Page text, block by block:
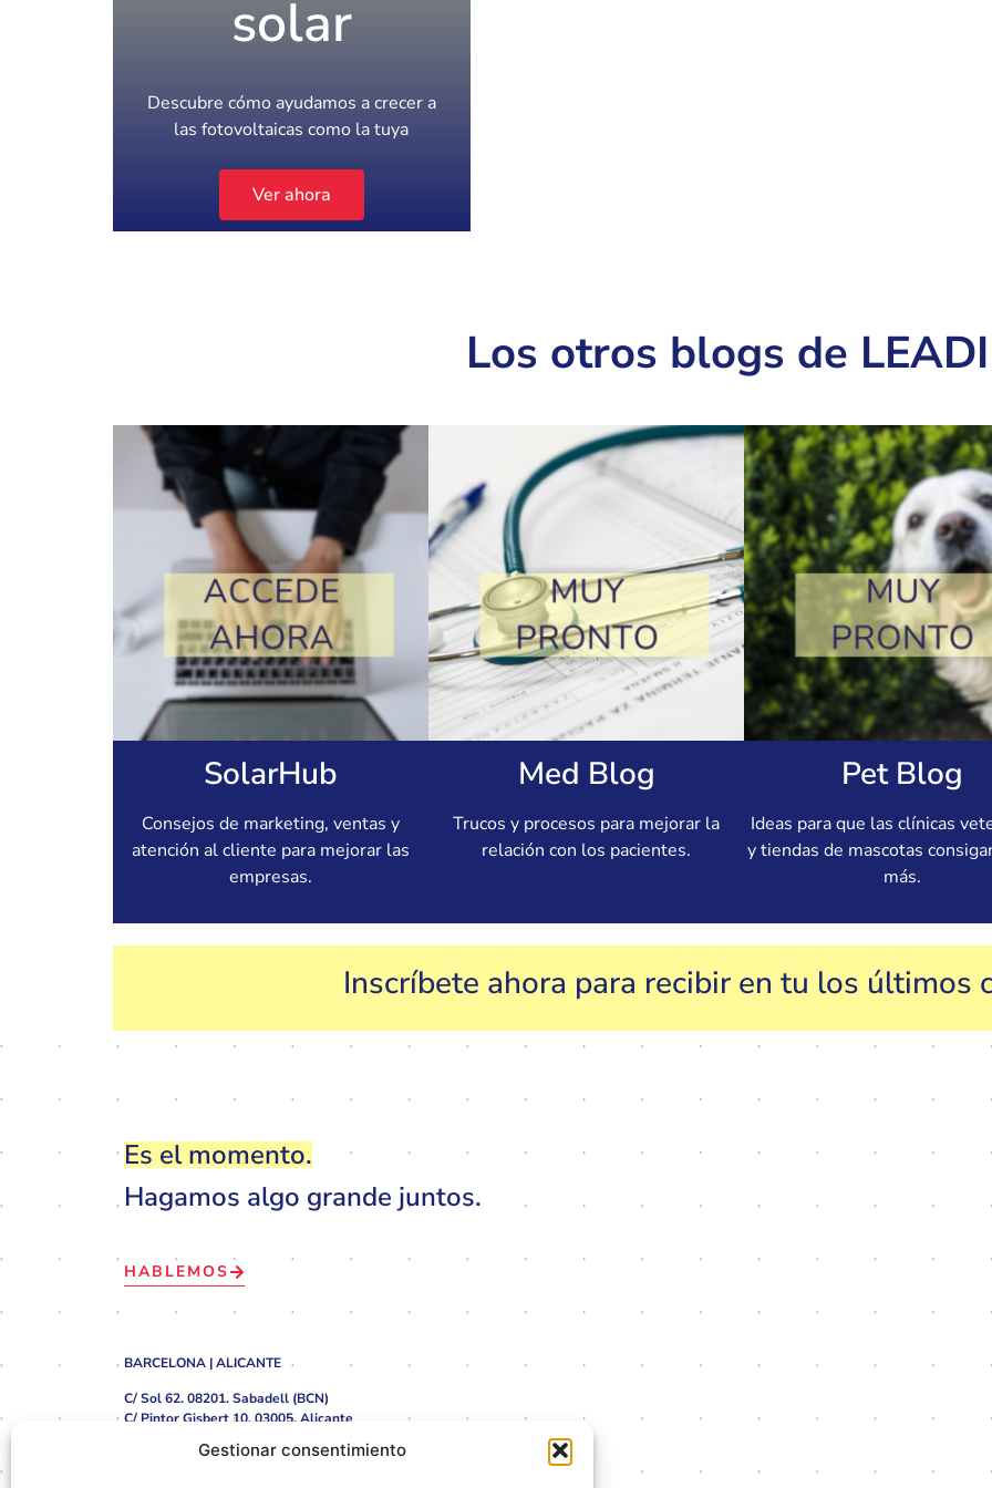
Gestionar consentimiento
solar
Descubre cómo ayudamos a crecer a
las fotovoltaicas como la tuya
Ver ahora
Los otros blogs de
SolarHub
Consejos de marketing, ventas y
atención al cliente para mejorar las
empresas.
Med Blog
Trucos y procesos para mejorar la
relación con los pacientes.
Pet Blog
Ideas para que las clínicas
y tiendas de mascotas
más.
Inscríbete ahora para recibir en tu los últimos
Es el momento.
Hagamos algo grande juntos.
HABLEMOS
BARCELONA | ALICANTE
C/ Sol 62. 08201. Sabadell (BCN)
C/ Pintor Gisbert 10. 03005. Alicante
hola@leadin.com